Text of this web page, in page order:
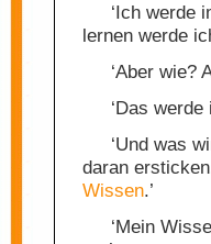
‘Ich werde
lernen werde
‘Aber wie?
‘Das
‘Und was
daran
Wissen.’
‘Mein